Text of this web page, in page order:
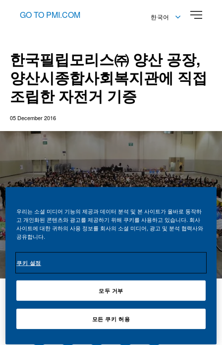
GO TO PMI.COM
한국어
한국필립모리스㈜ 양산 공장,
양산시종합사회복지관에 직접
조립한 자전거 기증
05 December 2016
공유하기
우리는 소셜 미디어 기능의 제공과 데이터 분석 및 본 사이트가 올바로 동작하
고 개인화된 콘텐츠와 광고를 제공하기 위해 쿠키를 사용하고 있습니다. 회사
사이트에 대한 귀하의 사용 정보를 회사의 소셜 미디어, 광고 및 분석 협력사와
공유합니다.
쿠키 설정
모두 거부
모든 쿠키 허용